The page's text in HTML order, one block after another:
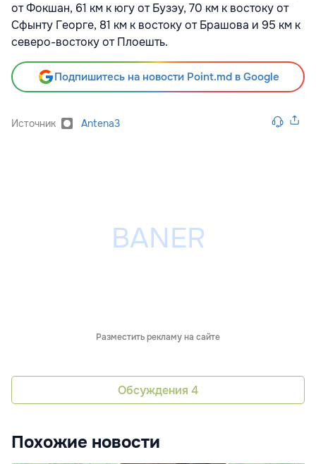
от Фокшан, 61 км к югу от Бузэу, 70 км к востоку от
Сфынту Георге, 81 км к востоку от Брашова и 95 км к
северо-востоку от Плоешть.
Подпишитесь на новости Point.md в Google
Источник Antena3
Разместить рекламу на сайте
Обсуждения 4
Похожие новости